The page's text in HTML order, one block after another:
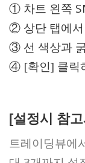
① 차트 왼쪽
② 상단 탭에
③ 선 색상과
④ [확인] 클릭
[설정시 참
트레이딩뷰에